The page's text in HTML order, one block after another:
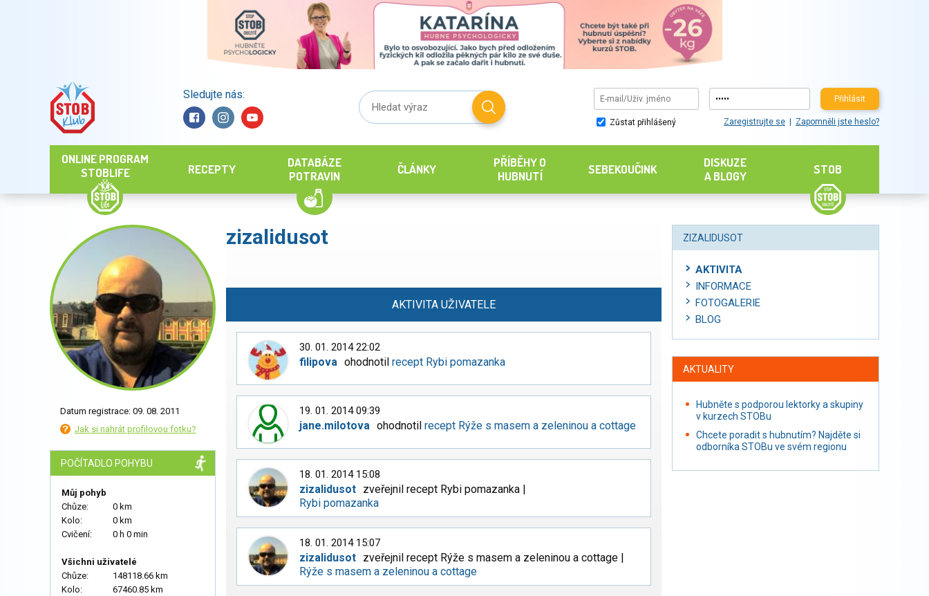
Sledujte nás: Přihlásit
Zůstat přihlášený Zaregistrujte se Zapomněli jste heslo?
ONLINE PROGRAM
STOBLIFE
RECEPTY
DATABÁZE
POTRAVIN
ČLÁNKY
PŘÍBĚHY O
HUBNUTÍ
SEBEKOUČINK
DISKUZE
A BLOGY
STOB
Datum registrace: 09. 08. 2011
Jak si nahrát profilovou fotku?
POČÍTADLO POHYBU
Můj pohyb
Chůze:
0 km
Kolo:
0 km
Cvičení:
0 h 0 min
Všichni uživatelé
Chůze:
148118.66 km
Kolo:
67460.85 km
zizalidusot
AKTIVITA UŽIVATELE
30. 01. 2014 22:02
filipova ohodnotilrecept Rybi pomazanka
19. 01. 2014 09:39
jane.milotova ohodnotilrecept Rýže s masem a zeleninou a cottage
18. 01. 2014 15:08
zizalidusot zveřejnil recept Rybi pomazanka |
Rybi pomazanka
18. 01. 2014 15:07
zizalidusot zveřejnil recept Rýže s masem a zeleninou a cottage |
Rýže s masem a zeleninou a cottage
ZIZALIDUSOT
AKTIVITA
INFORMACE
FOTOGALERIE
BLOG
AKTUALITY
Hubněte s podporou lektorky a skupiny
v kurzech STOBu
Chcete poradit s hubnutím? Najděte si
odborníka STOBu ve svém regionu